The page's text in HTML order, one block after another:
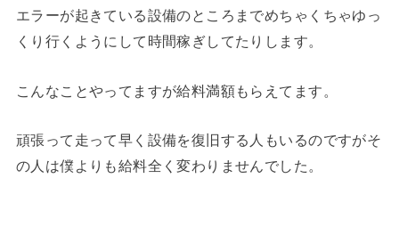
エラーが起きている設備のところまでめちゃくちゃゆっ
くり行くようにして時間稼ぎしてたりします。
こんなことやってますが給料満額もらえてます。
頑張って走って早く設備を復旧する人もいるのですがそ
の人は僕よりも給料全く変わりませんでした。